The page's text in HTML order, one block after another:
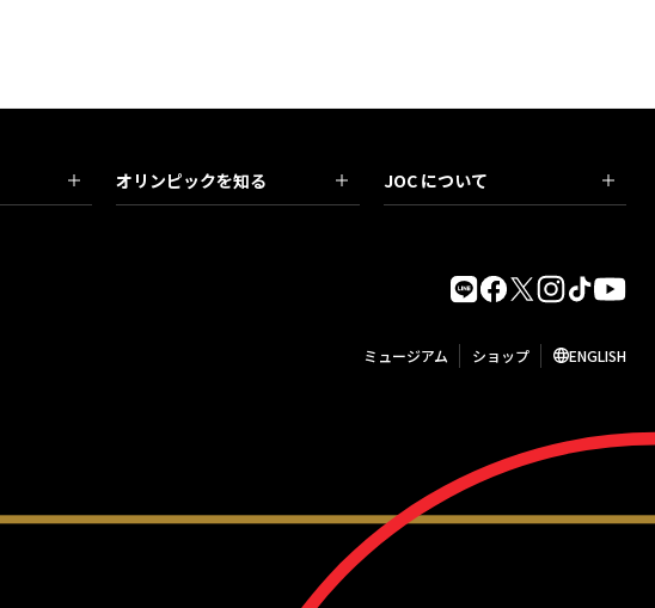
オリンピックを知る JOC について
ミュージアム ショップ ENGLISH